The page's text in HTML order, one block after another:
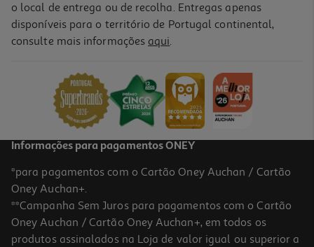
o local de entrega ou de recolha. Entregas apenas
disponíveis para o território de Portugal continental,
consulte mais informações aqui.
Informações para pagamentos ONEY
*para pagamentos com o Cartão Oney Auchan / Cartão
Oney Auchan+.
**Campanha Sem Juros para pagamentos com o Cartão
Oney Auchan / Cartão Oney Auchan+, em todos os
produtos assinalados na Loja de valor igual ou superior a